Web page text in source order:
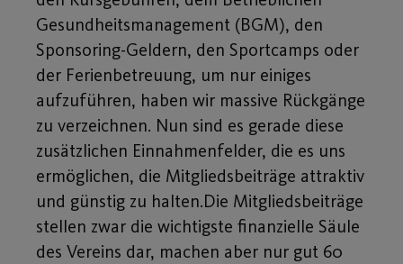
Gesundheitsmanagement (BGM), den
Sponsoring-Geldern, den Sportcamps oder
der Ferienbetreuung, um nur einiges
aufzuführen, haben wir massive Rückgänge
zu verzeichnen. Nun sind es gerade diese
zusätzlichen Einnahmenfelder, die es uns
ermöglichen, die Mitgliedsbeiträge attraktiv
und günstig zu halten.Die Mitgliedsbeiträge
stellen zwar die wichtigste finanzielle Säule
des Vereins dar, machen aber nur gut 60